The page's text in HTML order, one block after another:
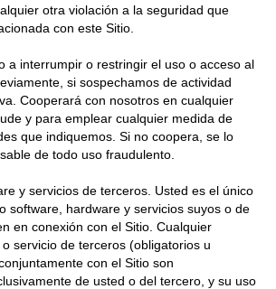
otra violación a la seguridad que
con este Sitio.
a interrumpir o restringir el uso o acceso al
si sospechamos de actividad
Cooperará con nosotros en cualquier
y para emplear cualquier medida de
que indiquemos. Si no coopera, se lo
de todo uso fraudulento.
y servicios de terceros. Usted es el único
software, hardware y servicios suyos o de
en conexión con el Sitio. Cualquier
servicio de terceros (obligatorios u
con el Sitio son
de usted o del tercero, y su uso